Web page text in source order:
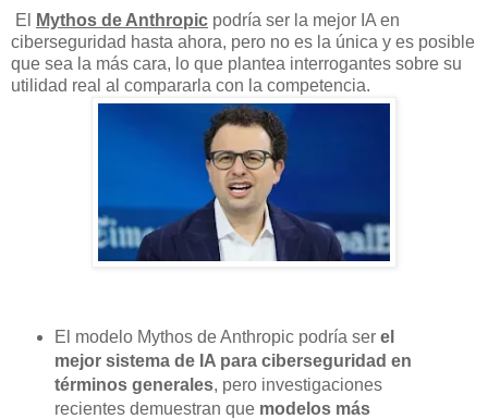
El Mythos de Anthropic podría ser la mejor IA en
ciberseguridad hasta ahora, pero no es la única y es posible
que sea la más cara, lo que plantea interrogantes sobre su
utilidad real al compararla con la competencia.
El modelo Mythos de Anthropic podría ser el
mejor sistema de IA para ciberseguridad en
términos generales, pero investigaciones
recientes demuestran que modelos más